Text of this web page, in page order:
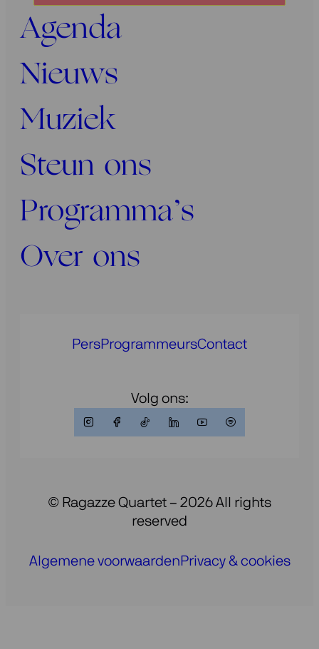
onze
nieuwsbrief
Agenda
Nieuws
Muziek
Steun ons
Programma’s
Over ons
PersProgrammeursContact
Volg ons:
© Ragazze Quartet – 2026 All rights
reserved
Algemene voorwaarden Privacy & cookies